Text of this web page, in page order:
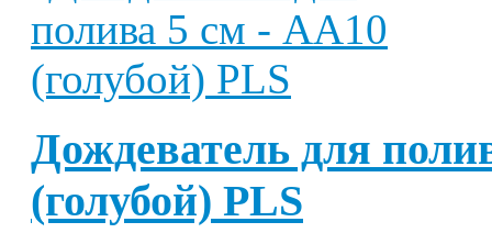
Дождеватель для
(голубой) PLS